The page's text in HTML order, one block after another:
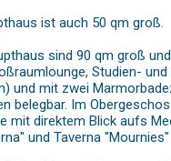
ist auch 50 qm groß.
sind 90 qm groß
Studien-
und mit zwei
belegbar. Im
mit direktem Blick aufs
und Taverna